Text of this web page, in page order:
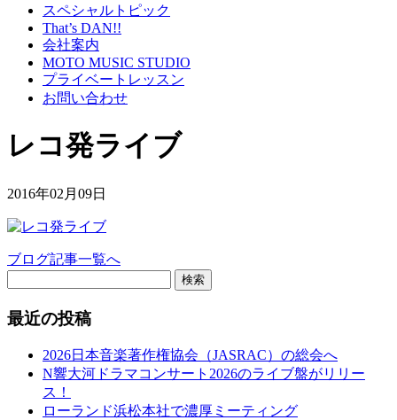
スペシャルトピック
That’s DAN!!
会社案内
MOTO MUSIC STUDIO
プライベートレッスン
お問い合わせ
レコ発ライブ
2016年02月09日
ブログ記事一覧へ
検索
最近の投稿
2026日本音楽著作権協会（JASRAC）の総会へ
N響大河ドラマコンサート2026のライブ盤がリリー
ス！
ローランド浜松本社で濃厚ミーティング